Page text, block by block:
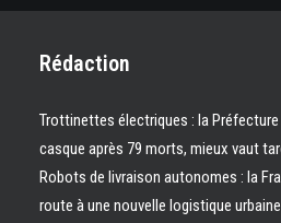
Rédaction
Trottinettes électriques : la
casque après 79 morts, mieux vaut
Robots de livraison autonomes : la
route à une nouvelle logistique urbaine